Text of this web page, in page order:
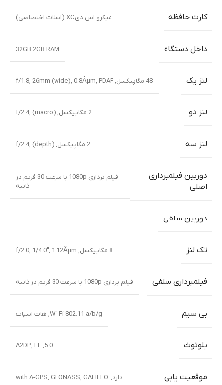
کارت حافظه میکرو اس دیXC (اسلات اختصاصی)
داخل دستگاه 32GB 2GB RAM
لنز یک 48 مگاپیکسل, f/1.8, 26mm (wide), 0.8Âµm, PDAF
لنز دو 2 مگاپیکسل, f/2.4, (macro)
لنز سه 2 مگاپیکسل, f/2.4, (depth)
دوربین فیلمبرداری
اصلی
فیلم برداری 1080p با سرعت 30 فریم در
ثانیه
دوربین سلفی
تک لنز 8 مگاپیکسل, f/2.0, 1/4.0″, 1.12Âµm
فیلمبرداری سلفی فیلم برداری 1080p با سرعت 30 فریم در ثانیه
بی سیم Wi-Fi 802.11 a/b/g, هات اسپات
بلوتوث 5.0, A2DP., LE
موقعیت یابی دارد, .with A-GPS, GLONASS, GALILEO